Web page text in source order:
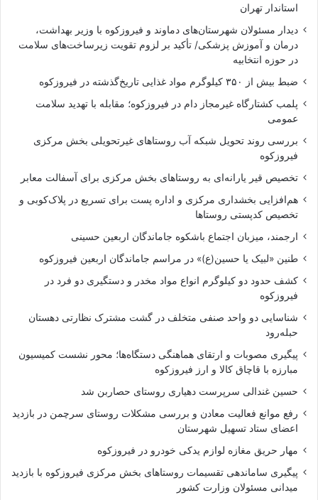
استاندار تهران
دیدار مسئولان شهرستان‌های دماوند و فیروزکوه با وزیر بهداشت،
درمان و آموزش پزشکی/ تأکید بر لزوم تقویت زیرساخت‌های سلامت
در حوزه انتخابیه
ضبط بیش از ۳۵۰ کیلوگرم مواد غذایی تاریخ‌گذشته در فیروزکوه
پلمب کشتارگاه غیرمجاز دام در فیروزکوه؛ مقابله با تهدید سلامت
عمومی
بررسی روند تحویل شبکه آب روستاهای غیرتحویلی بخش مرکزی
فیروزکوه
تخصیص قیر یارانه‌ای به روستاهای بخش مرکزی برای آسفالت معابر
هم‌افزایی بخشداری مرکزی و اداره پست برای تسریع در پلاک‌کوبی و
تخصیص کدپستی روستاها
ارجمند، میزبان اجتماع باشکوه جاماندگان اربعین حسینی
طنین «لبیک یا حسین(ع)» در مراسم جاماندگان اربعین فیروزکوه
کشف حدود دو کیلوگرم انواع مواد مخدر و دستگیری دو فرد در
فیروزکوه
شناسایی دو واحد صنفی متخلف در گشت مشترک نظارتی دهستان
حبله‌رود
پیگیری مصوبات و ارتقای هماهنگی دستگاه‌ها؛ محور نشست کمیسیون
مبارزه با قاچاق کالا و ارز فیروزکوه
حسین غندالی سرپرست دهیاری روستای حصاربن شد
رفع موانع فعالیت معادن و بررسی مشکلات روستای سرچمن در بازدید
اعضای ستاد تسهیل شهرستان
مهار حریق مغازه لوازم یدکی خودرو در فیروزکوه
پیگیری ساماندهی تقسیمات روستاهای بخش مرکزی فیروزکوه با بازدید
میدانی مسئولان وزارت کشور